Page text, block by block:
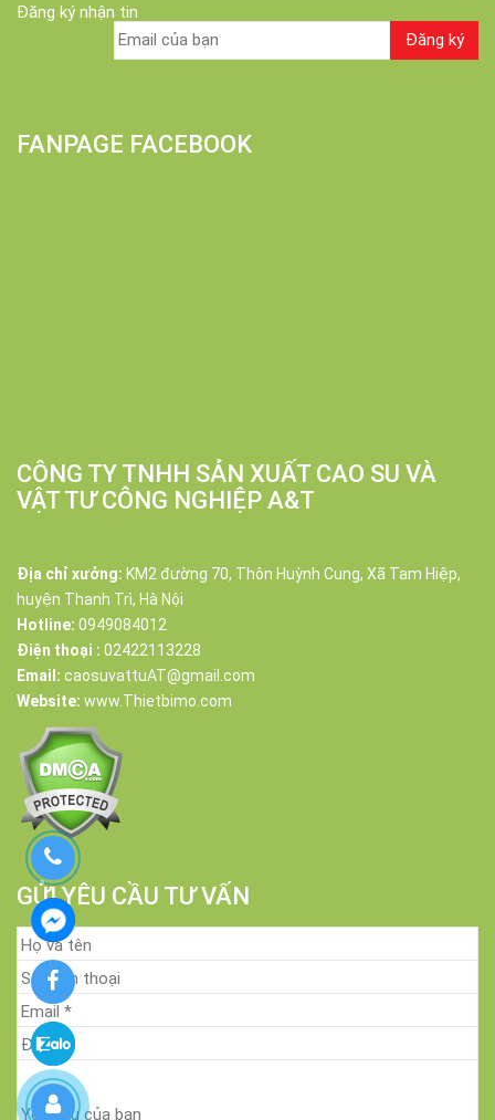
Đăng ký nhận tin
FANPAGE FACEBOOK
CÔNG TY TNHH SẢN XUẤT CAO SU VÀ
VẬT TƯ CÔNG NGHIỆP A&T
Địa chỉ xưởng: KM2 đường 70, Thôn Huỳnh Cung, Xã Tam Hiệp,
huyện Thanh Trì, Hà Nội
Hotline: 0949084012
Điện thoại : 02422113228
Email: caosuvattuAT@gmail.com
Website: www.Thietbimo.com
GỬI YÊU CẦU TƯ VẤN